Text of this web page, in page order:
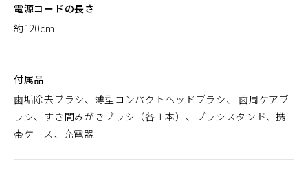
電源コードの長さ
約120cm
付属品
歯垢除去ブラシ、薄型コンパクトヘッドブラシ、 歯周ケアブ
ラシ、すき間みがきブラシ（各１本）、ブラシスタンド、携
帯ケース、充電器